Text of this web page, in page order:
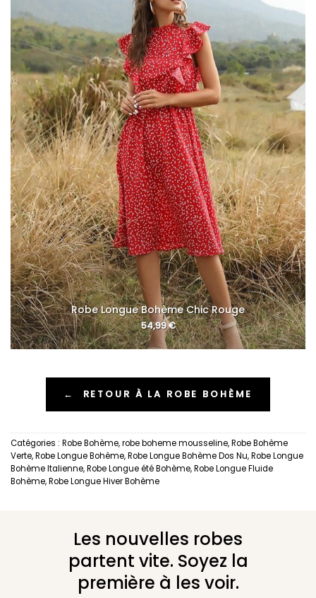
Robe Longue Bohème Chic Rouge
54,99€
← RETOUR À LA ROBE BOHÈME
Catégories : Robe Bohème,robe boheme mousseline,Robe Bohème
Verte,Robe Longue Bohème,Robe Longue Bohème Dos Nu,Robe Longue
Bohème Italienne,Robe Longue été Bohème,Robe Longue Fluide
Bohème,Robe Longue Hiver Bohème
Les nouvelles robes
partent vite. Soyez la
première à les voir.